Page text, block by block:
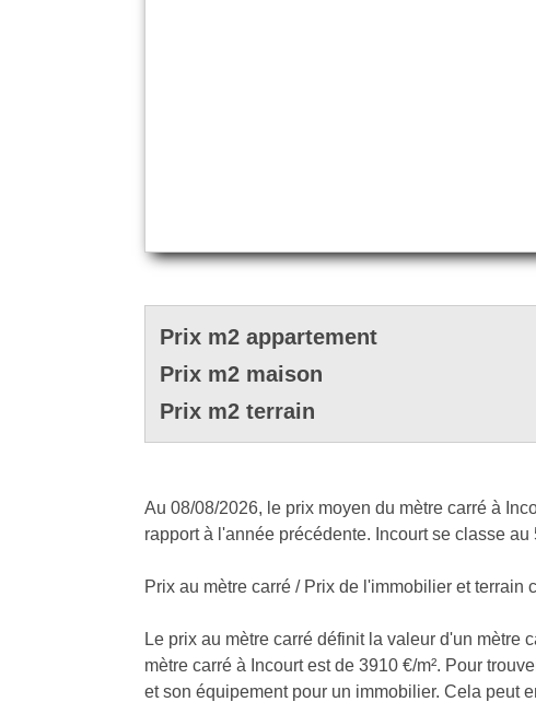
Prix m2 appartement
Prix m2 maison
Prix m2 terrain
Au 08/08/2026, le prix moyen du mètre carré à
rapport à l'année précédente. Incourt se classe
Prix au mètre carré / Prix de l'immobilier et terrain
Le prix au mètre carré définit la valeur d'un mètre
mètre carré à Incourt est de 3910 €/m². Pour
et son équipement pour un immobilier. Cela peut